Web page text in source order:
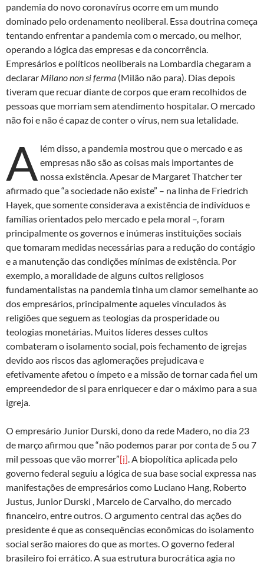
pandemia do novo coronavírus ocorre em um mundo
dominado pelo ordenamento neoliberal. Essa doutrina começa
tentando enfrentar a pandemia com o mercado, ou melhor,
operando a lógica das empresas e da concorrência.
Empresários e políticos neoliberais na Lombardia chegaram a
declarar Milano non si ferma (Milão não para). Dias depois
tiveram que recuar diante de corpos que eram recolhidos de
pessoas que morriam sem atendimento hospitalar. O mercado
não foi e não é capaz de conter o vírus, nem sua letalidade.
A lém disso, a pandemia mostrou que o mercado e as
empresas não são as coisas mais importantes de
nossa existência. Apesar de Margaret Thatcher ter
afirmado que “a sociedade não existe” – na linha de Friedrich
Hayek, que somente considerava a existência de indivíduos e
famílias orientados pelo mercado e pela moral –, foram
principalmente os governos e inúmeras instituições sociais
que tomaram medidas necessárias para a redução do contágio
e a manutenção das condições mínimas de existência. Por
exemplo, a moralidade de alguns cultos religiosos
fundamentalistas na pandemia tinha um clamor semelhante ao
dos empresários, principalmente aqueles vinculados às
religiões que seguem as teologias da prosperidade ou
teologias monetárias. Muitos líderes desses cultos
combateram o isolamento social, pois fechamento de igrejas
devido aos riscos das aglomerações prejudicava e
efetivamente afetou o ímpeto e a missão de tornar cada fiel um
empreendedor de si para enriquecer e dar o máximo para a sua
igreja.
O empresário Junior Durski, dono da rede Madero, no dia 23
de março afirmou que “não podemos parar por conta de 5 ou 7
mil pessoas que vão morrer”[i]. A biopolítica aplicada pelo
governo federal seguiu a lógica de sua base social expressa nas
manifestações de empresários como Luciano Hang, Roberto
Justus, Junior Durski , Marcelo de Carvalho, do mercado
financeiro, entre outros. O argumento central das ações do
presidente é que as consequências econômicas do isolamento
social serão maiores do que as mortes. O governo federal
brasileiro foi errático. A sua estrutura burocrática agia no